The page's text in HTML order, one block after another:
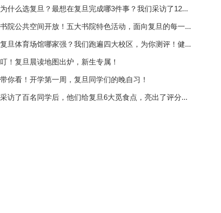
为什么选复旦？最想在复旦完成哪3件事？我们采访了12...
书院公共空间开放！五大书院特色活动，面向复旦的每一...
复旦体育场馆哪家强？我们跑遍四大校区，为你测评！健...
叮！复旦晨读地图出炉，新生专属！
带你看！开学第一周，复旦同学们的晚自习！
采访了百名同学后，他们给复旦6大觅食点，亮出了评分...